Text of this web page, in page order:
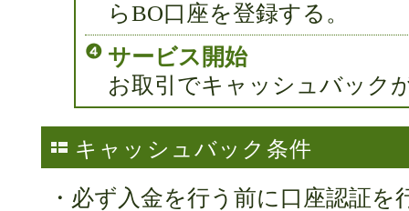
らBO口座を登録する。
サービス開始
お取引でキャッシュバック
キャッシュバック条件
・必ず入金を行う前に口座認証